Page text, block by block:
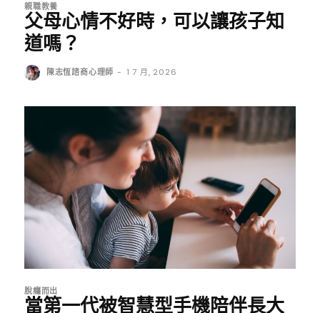
親職教養
父母心情不好時，可以讓孩子知
道嗎？
陳志恆諮商心理師 - 1 7 月, 2026
脫癮而出
當第一代被智慧型手機陪伴長大